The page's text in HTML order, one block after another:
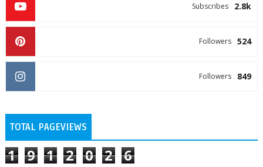
2.8k
Subscribes
524
Followers
849
Followers
TOTAL PAGEVIEWS
1 9 1 2 0 2 6